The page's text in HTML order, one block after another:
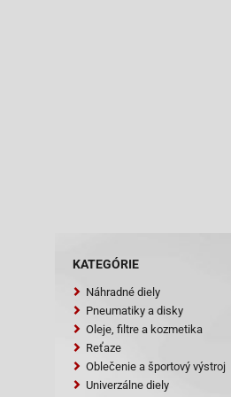
KATEGÓRIE
Náhradné diely
Pneumatiky a disky
Oleje, filtre a kozmetika
Reťaze
Oblečenie a športový výstroj
Univerzálne diely